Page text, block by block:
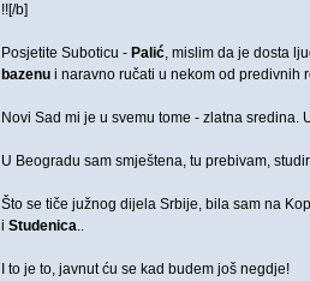
!![/b]
Posjetite Suboticu - Palić, mislim da je dosta
bazenu i naravno ručati u nekom od
Novi Sad mi je u svemu tome - zlatna
U Beogradu sam smještena, tu prebivam,
Što se tiče južnog dijela Srbije, bila sam na
i Studenica..
I to je to, javnut ću se kad budem još negdje!